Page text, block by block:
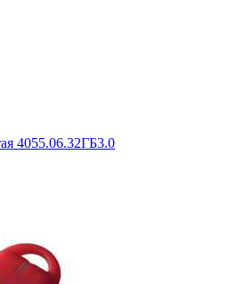
4055.06.32ГБ3.0